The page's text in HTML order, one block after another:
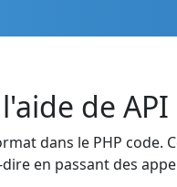
de API
dans le PHP
en passant des